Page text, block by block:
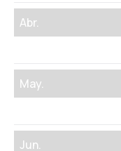
Abr.
May.
Jun.